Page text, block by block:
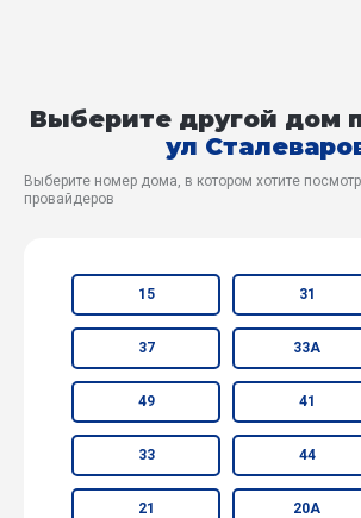
Выберите другой дом
ул
Выберите номер дома, в котором хотите
провайдеров
15 31
37 33А
49 41
33 44
21 20А